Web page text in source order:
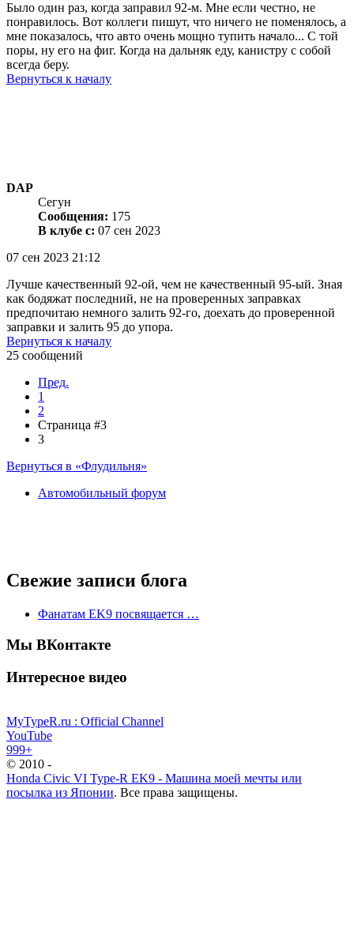
Было один раз, когда заправил 92-м. Мне если честно, не
понравилось. Вот коллеги пишут, что ничего не поменялось, а
мне показалось, что авто очень мощно тупить начало... С той
поры, ну его на фиг. Когда на дальняк еду, канистру с собой
всегда беру.
Вернуться к началу
DAP
Сегун
Сообщения: 175
В клубе с: 07 сен 2023
07 сен 2023 21:12
Лучше качественный 92-ой, чем не качественный 95-ый. Зная
как бодяжат последний, не на проверенных заправках
предпочитаю немного залить 92-го, доехать до проверенной
заправки и залить 95 до упора.
Вернуться к началу
25 сообщений
Пред.
1
2
Страница #3
3
Вернуться в «Флудильня»
Автомобильный форум
Свежие записи блога
Фанатам EK9 посвящается …
Мы ВКонтакте
Интересное видео
MyTypeR.ru : Official Channel
YouTube
999+
© 2010 -
Honda Civic VI Type-R EK9 - Машина моей мечты или
посылка из Японии. Все права защищены.